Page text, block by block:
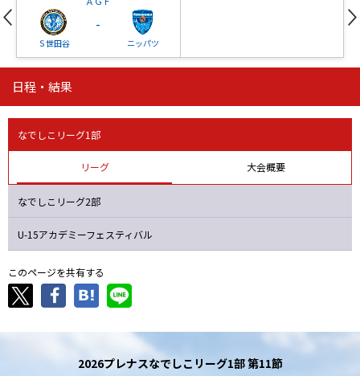
Ｓ世田谷
-
ニッパツ
第16節 09/05 (土) 15:00
ニッパツ
-
石人の星
日程・結果
なでしこリーグ1部
リーグ 大会概要
なでしこリーグ2部
U-15アカデミーフェスティバル
このページを共有する
2026プレナスなでしこリーグ1部 第11節